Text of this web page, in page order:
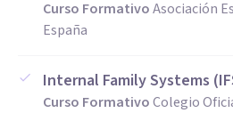
Curso FormativoAsociación
España
Internal Family Systems
Curso FormativoColegio